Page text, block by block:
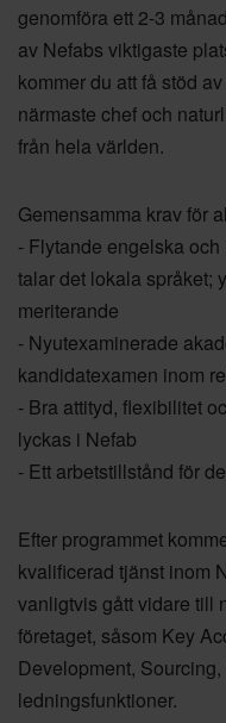
genomföra ett 2-3
av Nefabs viktigaste
kommer du att få stöd
närmaste chef och
från hela världen.
Gemensamma krav för
- Flytande engelska
talar det lokala språket;
meriterande
- Nyutexaminerade
kandidatexamen inom
- Bra attityd, flexibilitet
lyckas i Nefab
- Ett arbetstillstånd för
Efter programmet
kvalificerad tjänst inom
vanligtvis gått vidare till
företaget, såsom Key
Development,
ledningsfunktioner.